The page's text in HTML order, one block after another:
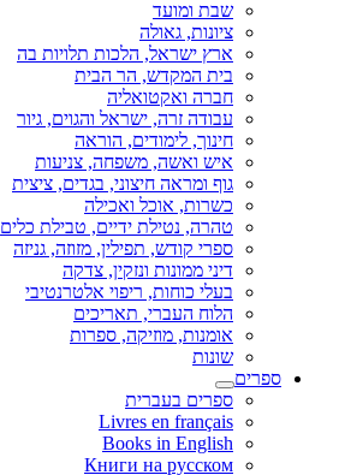
שבת ומועד
ציונות, גאולה
ארץ ישראל, הלכות תלויות בה
בית המקדש, הר הבית
חברה ואקטואליה
עבודה זרה, ישראל והגוים, גיור
חינוך, לימודים, הוראה
איש ואשה, משפחה, צניעות
גוף ומראה חיצוני, בגדים, ציצית
כשרות, אוכל ואכילה
טהרה, נטילת ידיים, טבילת כלים
ספרי קודש, תפילין, מזוזה, גניזה
דיני ממונות ונזקין, צדקה
בעלי כוחות, ריפוי אלטרנטיבי
הלוח העברי, תאריכים
אומנות, מוזיקה, ספרות
שונות
ספרים
ספרים בעברית
Livres en français
Books in English
Книги на русском